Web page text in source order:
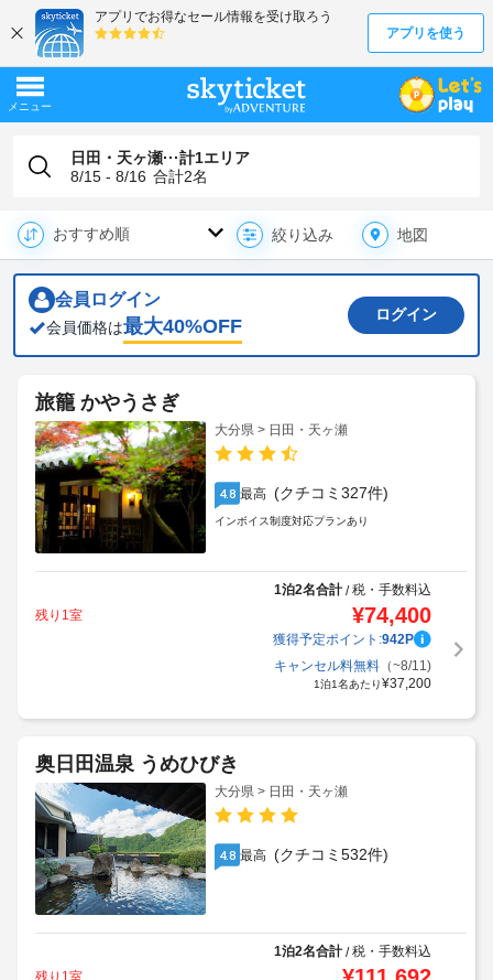
日田・天ヶ瀬···計1エリア
8/15 - 8/16 合計2名
絞り込み 地図
会員ログイン
会員価格は最大40%OFF
ログイン
旅籠 かやうさぎ
大分県 > 日田・天ヶ瀬
4.8 最高 (クチコミ327件)
インボイス制度対応プランあり
1泊2名合計/税・手数料込
残り1室
¥74,400
獲得予定ポイント:942P
キャンセル料無料（~8/11)
1泊1名あたり¥37,200
奥日田温泉 うめひびき
大分県 > 日田・天ヶ瀬
4.8 最高 (クチコミ532件)
1泊2名合計/税・手数料込
残り1室